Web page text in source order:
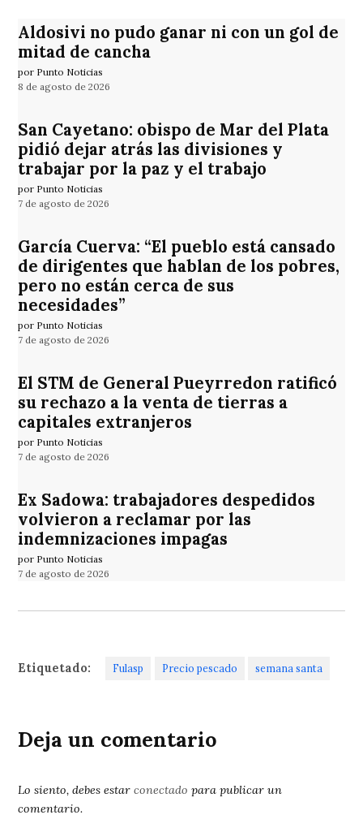
Aldosivi no pudo ganar ni con un gol de
mitad de cancha
por Punto Noticias
8 de agosto de 2026
San Cayetano: obispo de Mar del Plata
pidió dejar atrás las divisiones y
trabajar por la paz y el trabajo
por Punto Noticias
7 de agosto de 2026
García Cuerva: “El pueblo está cansado
de dirigentes que hablan de los pobres,
pero no están cerca de sus
necesidades”
por Punto Noticias
7 de agosto de 2026
El STM de General Pueyrredon ratificó
su rechazo a la venta de tierras a
capitales extranjeros
por Punto Noticias
7 de agosto de 2026
Ex Sadowa: trabajadores despedidos
volvieron a reclamar por las
indemnizaciones impagas
por Punto Noticias
7 de agosto de 2026
Etiquetado: Fulasp Precio pescado semana santa
Deja un comentario
Lo siento, debes estarconectado para publicar un
comentario.